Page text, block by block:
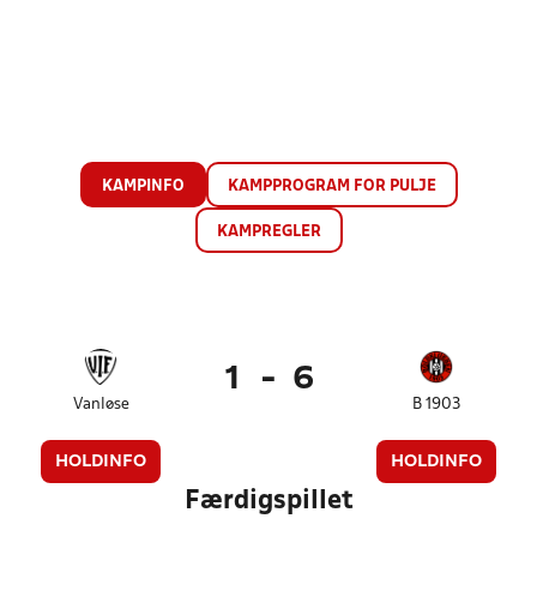
KAMPINFO KAMPPROGRAM FOR PULJE
KAMPREGLER
Vanløse
HOLDINFO
1 - 6
B 1903
HOLDINFO
Færdigspillet